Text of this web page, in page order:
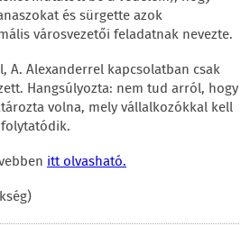
és sürgette azok
városvezetői feladatnak nevezte.
A. Alexanderrel kapcsolatban csak
Hangsúlyozta: nem tud arról, hogy
volna, mely vállalkozókkal kell
itt olvasható.